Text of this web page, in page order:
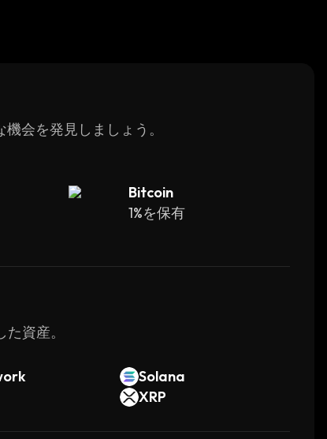
会を発見しましょう。
Bitcoin
1%を保有
資産。
Solana
XRP